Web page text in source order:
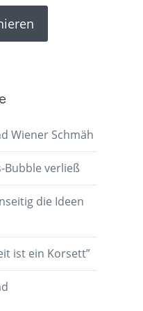
Wiener Schmäh
Bubble verließ
die Ideen
ist ein Korsett”